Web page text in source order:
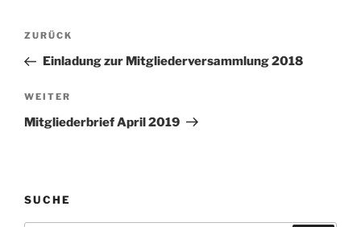
Beitragsnavigation
Vorheriger
Beitrag
ZURÜCK
Einladung zur Mitgliederversammlung 2018
Nächster
Beitrag
WEITER
Mitgliederbrief April 2019
SUCHE